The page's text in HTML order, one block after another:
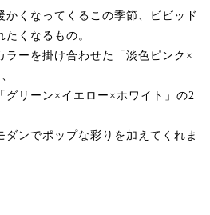
かくなってくるこの季節、ビビッド
くなるもの。
ラーを掛け合わせた「淡色ピンク×
グリーン×イエロー×ホワイト」の2
ダンでポップな彩りを加えてくれま